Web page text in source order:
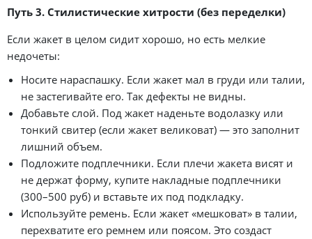
Путь 3. Стилистические хитрости (без переделки)
Если жакет в целом сидит хорошо, но есть мелкие
недочеты:
Носите нараспашку. Если жакет мал в груди или талии,
не застегивайте его. Так дефекты не видны.
Добавьте слой. Под жакет наденьте водолазку или
тонкий свитер (если жакет великоват) — это заполнит
лишний объем.
Подложите подплечники. Если плечи жакета висят и
не держат форму, купите накладные подплечники
(300–500 руб) и вставьте их под подкладку.
Используйте ремень. Если жакет «мешковат» в талии,
перехватите его ремнем или поясом. Это создаст